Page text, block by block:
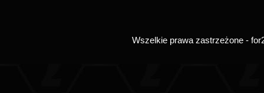
Wszelkie prawa zastrzeżone -